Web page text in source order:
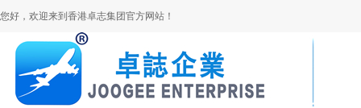
您好，欢迎来到香港卓志集团官方网站！